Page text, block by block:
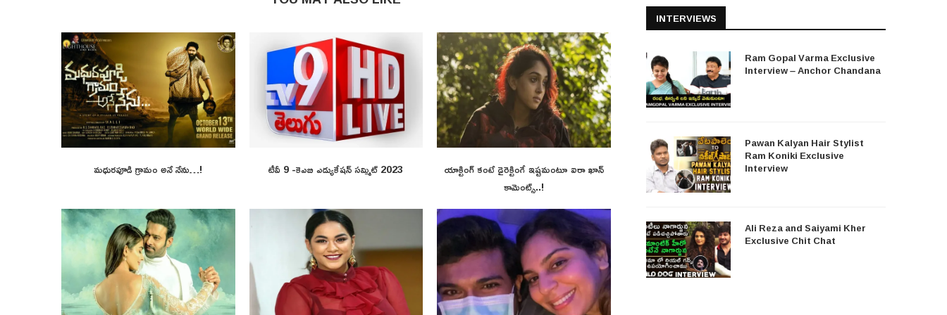
మధురపూడి గ్రామం అనే నేను…! టీవీ 9 -కెఎబి ఎడ్యుకేషన్ సమ్మిట్ 2023
యాక్టింగ్ కంటే డైరెక్టింగే ఇష్టమంటూ ఐరా ఖాన్
కామెంట్స్..!
INTERVIEWS
Ram Gopal Varma Exclusive
Interview – Anchor Chandana
Pawan Kalyan Hair Stylist
Ram Koniki Exclusive
Interview
Ali Reza and Saiyami Kher
Exclusive Chit Chat